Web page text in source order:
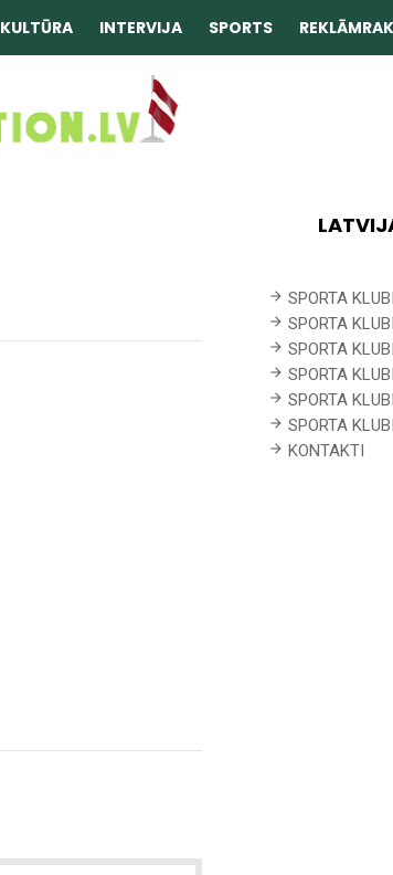
KULTŪRA INTERVIJA SPORTS
SPORTA
SPORTA
SPORTA
SPORTA
SPORTA
SPORTA
KONTAKTI